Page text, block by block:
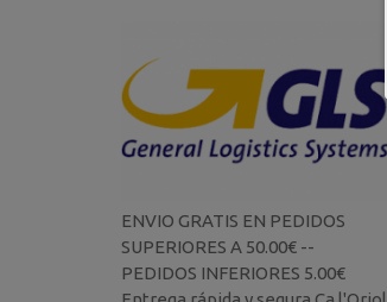
ENVIO GRATIS EN PEDIDOS
SUPERIORES A 50.00€ --
PEDIDOS INFERIORES 5.00€